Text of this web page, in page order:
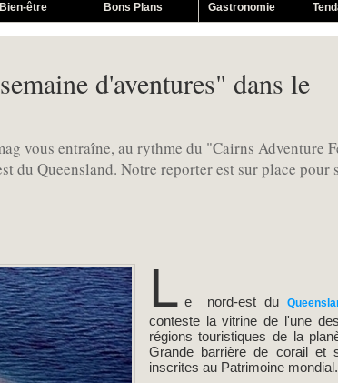
Bien-être Bons Plans Gastronomie
d'aventures" dans le
vous entraîne, au rythme du "Cairns Adventure
du Queensland. Notre reporter est sur place pour
L e nord-est du
conteste la vitrine de l'une
régions touristiques de la
Grande barrière de corail et
inscrites au Patrimoine mondial.